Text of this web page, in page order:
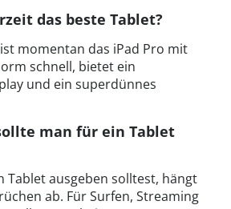
das beste Tablet?
momentan das iPad Pro mit
schnell, bietet ein
und ein superdünnes
man für ein Tablet
Tablet ausgeben solltest, hängt
ab. Für Surfen, Streaming